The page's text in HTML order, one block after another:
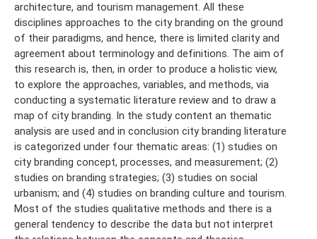
architecture, and tourism management. All these
disciplines approaches to the city branding on the ground
of their paradigms, and hence, there is limited clarity and
agreement about terminology and definitions. The aim of
this research is, then, in order to produce a holistic view,
to explore the approaches, variables, and methods, via
conducting a systematic literature review and to draw a
map of city branding. In the study content an thematic
analysis are used and in conclusion city branding literature
is categorized under four thematic areas: (1) studies on
city branding concept, processes, and measurement; (2)
studies on branding strategies; (3) studies on social
urbanism; and (4) studies on branding culture and tourism.
Most of the studies qualitative methods and there is a
general tendency to describe the data but not interpret